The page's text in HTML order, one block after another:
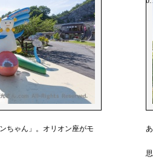
ちゃん」。オリオン座がモ